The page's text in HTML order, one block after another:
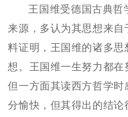
王国维受德国古典哲
来源，多认为其思想来
料证明，王国维的诸多
想。王国维一生努力都在
但一方面其读西方哲学
分愉快，但其得出的结